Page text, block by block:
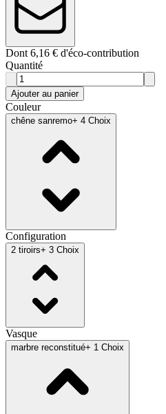
Dont 6,16 € d'éco-contribution
Quantité
Ajouter au panier
Couleur
chêne sanremo+ 4 Choix
Configuration
2 tiroirs+ 3 Choix
Vasque
marbre reconstitué+ 1 Choix